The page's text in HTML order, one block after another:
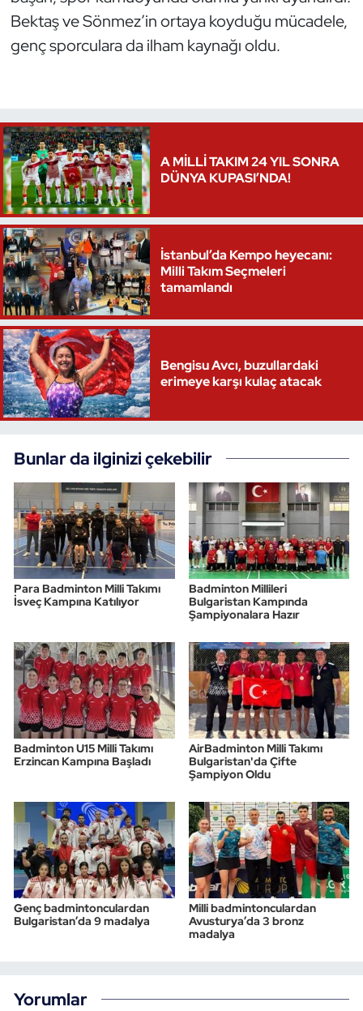
Bektaş ve Sönmez’in ortaya koyduğu mücadele,
genç sporculara da ilham kaynağı oldu.
A MİLLİ TAKIM 24 YIL SONRA
DÜNYA KUPASI’NDA!
İstanbul’da Kempo heyecanı:
Milli Takım Seçmeleri
tamamlandı
Bengisu Avcı, buzullardaki
erimeye karşı kulaç atacak
Bunlar da ilginizi çekebilir
Para Badminton Milli Takımı
İsveç Kampına Katılıyor
Badminton Millileri
Bulgaristan Kampında
Şampiyonalara Hazır
Badminton U15 Milli Takımı
Erzincan Kampına Başladı
AirBadminton Milli Takımı
Bulgaristan'da Çifte
Şampiyon Oldu
Genç badmintonculardan
Bulgaristan’da 9 madalya
Milli badmintonculardan
Avusturya’da 3 bronz
madalya
Yorumlar
Oryantiring
Ragbi
Satranç
Su Topu
Sualtı Sporları
Tekvando
Tenis
Triatlon
Vücut Geliştirme Fitness
Wushu Kungfu
Yelken
Yüzme